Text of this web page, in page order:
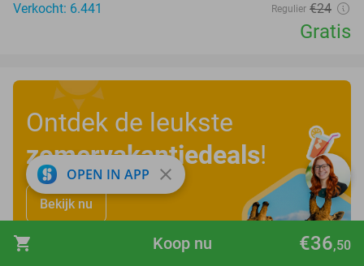
shopping_cart €36,50
Koop nu
Verkocht: 6.441
Regulier €24
Gratis
Ontdek de leukste
zomervakantiedeals!
Bekijk nu
OPEN IN APP close